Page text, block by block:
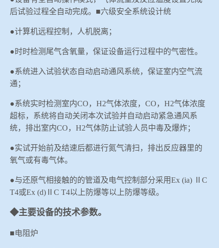
后试验过程全自动完成。 ■六级安全系统设计统
●计算机远程控制，人机脱离；
●时时检测尾气含氧量，保证设备运行过程中的气密性。
●系统进入试验状态自动启动通风系统，保证室内空气流
通；
●系统实时检测室内CO ， H2气体浓度， CO ， H2气体浓度
超标，系统将自动关闭本次试验并自动启动紧急通风系
统，排出室内CO ， H2气体防止试验人员中毒及爆炸；
●实试开始前及结速后都进行氮气清扫， 排出反应器里的
氧气或有毒气体。
●与还原气相接触的的管道及电气控制部分采用Ex (ia)
C
T4或Ex (d) C T4以上防爆等以上防爆等级。
◆主要设备的技术参数。
■电阻炉